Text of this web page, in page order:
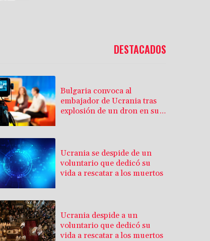
DESTACADOS
Bulgaria convoca al
embajador de Ucrania tras
explosión de un dron en su
Ucrania se despide de un
voluntario que dedicó su
vida a rescatar a los muertos
Ucrania despide a un
voluntario que dedicó su
vida a rescatar a los muertos